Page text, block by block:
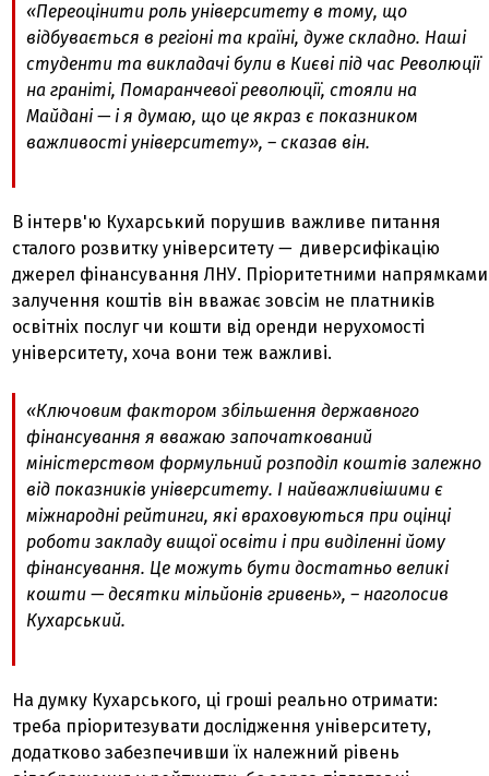
«Переоцінити роль університету в тому, що
відбувається в регіоні та країні, дуже складно. Наші
студенти та викладачі були в Києві під час Революції
на граніті, Помаранчевої революції, стояли на
Майдані — і я думаю, що це якраз є показником
важливості університету», – сказав він.
В інтерв'ю Кухарський порушив важливе питання
сталого розвитку університету—диверсифікацію
джерел фінансування ЛНУ. Пріоритетними напрямками
залучення коштів він вважає зовсім не платників
освітніх послуг чи кошти від оренди нерухомості
університету, хоча вони теж важливі.
«Ключовим фактором збільшення державного
фінансування я вважаю започаткований
міністерством формульний розподіл коштів залежно
від показників університету. І найважливішими є
міжнародні рейтинги, які враховуються при оцінці
роботи закладу вищої освіти і при виділенні йому
фінансування. Це можуть бути достатньо великі
кошти — десятки мільйонів гривень», – наголосив
Кухарський.
На думку Кухарського, ці гроші реально отримати:
треба пріоритезувати дослідження університету,
додатково забезпечивши їх належний рівень